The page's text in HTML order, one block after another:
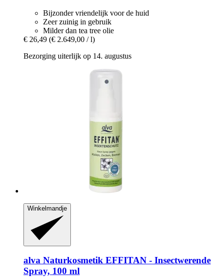
Bijzonder vriendelijk voor de huid
Zeer zuinig in gebruik
Milder dan tea tree olie
€ 26,49 (€ 2.649,00 / l)
Bezorging uiterlijk op 14. augustus
Winkelmandje
alva Naturkosmetik EFFITAN -​ Insectwerende
Spray, 100 ml